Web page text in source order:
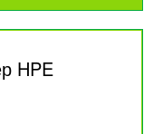
HPE